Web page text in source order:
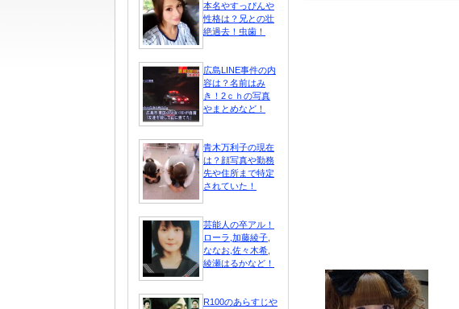
本名やすっぴんや
性格は？兄との壮
絶過去！虫歯！
広島LINE事件の内
容は？名前はみ
き！2ｃｈの写真
やまとめなど！
青木万利子の現在
は？顔写真や勤務
先や住所まで特定
されていた！
芸能人の卒アル！
ローラ,加藤綾子,
ななお,佐々木希,
綾瀬はるかなど！
R100のあらすじや